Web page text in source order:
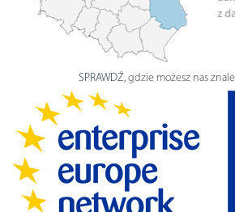
SPRAWDŹ, gdzie możesz nas